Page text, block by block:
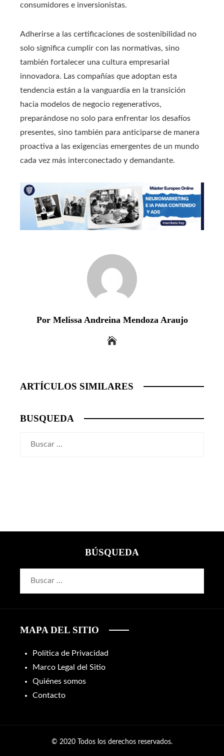
consumidores e inversionistas.
Adherirse a las certificaciones de sostenibilidad no
solo significa cumplir con las normativas, sino
también fortalecer una cultura empresarial
innovadora. Las compañías que adoptan esta
tendencia están a la vanguardia en la transición
hacia modelos de negocio regenerativos,
preparándose no solo para enfrentar los desafíos
presentes, sino también para anticiparse de manera
proactiva a las exigencias emergentes de un mundo
cada vez más interconectado y demandante.
Por Melissa Andreina Mendoza Araujo
ARTÍCULOS SIMILARES
BUSQUEDA
BÚSQUEDA
MAPA DEL SITIO
Política de Privacidad
Marco Legal del Sitio
Quiénes somos
Contacto
© 2020 Todos los derechos reservados.